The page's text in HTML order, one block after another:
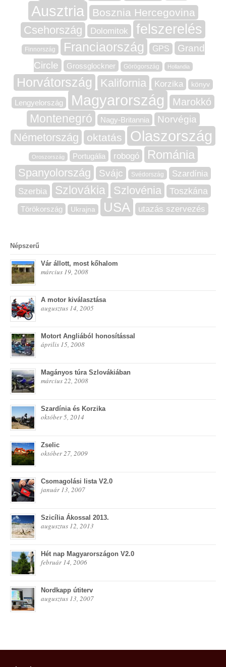
Ausztria Bosznia Hercegovina
Csehország Dolomitok felszerelés
Finnország Franciaország GPS
Grand
Circle
Grossglockner Görögország Hollandia
Horvátország Kalifornia Korzika könyv
Lengyelország Magyarország Marokkó
Montenegró Nagy-Britannia Norvégia
Németország oktatás Olaszország
Oroszország Portugália robogó Románia
Spanyolország Svájc Svédország
Szardínia
Szerbia
Szlovákia Szlovénia Toszkána
Törökország Ukrajna USA utazás szervezés
Népszerű
Vár állott, most kőhalom
március 19, 2008
A motor kiválasztása
augusztus 14, 2005
Motort Angliából honosítással
április 15, 2008
Magányos túra Szlovákiában
március 22, 2008
Szardínia és Korzika
október 5, 2014
Zselic
október 27, 2009
Csomagolási lista V2.0
január 13, 2007
Szicília Ákossal 2013.
augusztus 12, 2013
Hét nap Magyarországon V2.0
február 14, 2006
Nordkapp útiterv
augusztus 13, 2007